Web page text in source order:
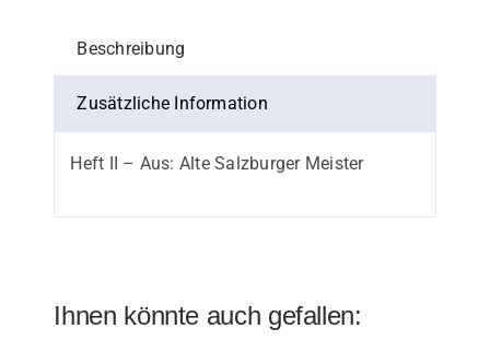
Beschreibung
Zusätzliche Information
Heft II – Aus: Alte Salzburger Meister
Ihnen könnte auch gefallen: